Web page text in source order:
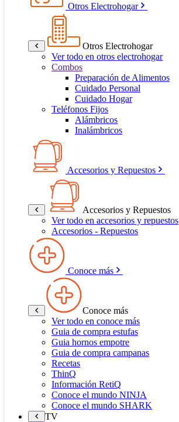
Otros Electrohogar
Otros Electrohogar
Ver todo en otros electrohogar
Combos
Preparación de Alimentos
Cuidado Personal
Cuidado Hogar
Teléfonos Fijos
Alámbricos
Inalámbricos
Accesorios y Repuestos
Accesorios y Repuestos
Ver todo en accesorios y repuestos
Accesorios - Repuestos
Conoce más
Conoce más
Ver todo en conoce más
Guia de compra estufas
Guia hornos empotre
Guia de compra campanas
Recetas
ThinQ
Información RetiQ
Conoce el mundo NINJA
Conoce el mundo SHARK
TV